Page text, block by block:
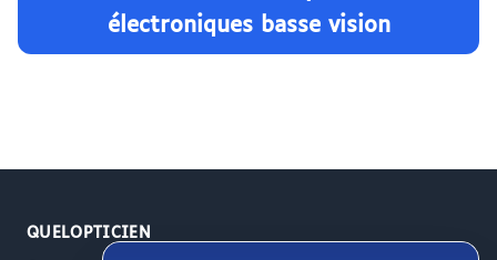
électroniques basse vision
QUELOPTICIEN